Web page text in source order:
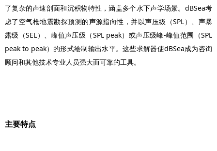
了复杂的声速剖面和沉积物特性，涵盖多个水下声学场景。dBSea考
虑了空气枪地震勘探预测的声源指向性，并以声压级（SPL）、声暴
露级（SEL）、峰值声压级（SPL peak）或声压级峰-峰值范围（SPL
peak to peak）的形式绘制输出水平。这些求解器使dBSea成为咨询
顾问和其他技术专业人员强大而可靠的工具。
主要特点